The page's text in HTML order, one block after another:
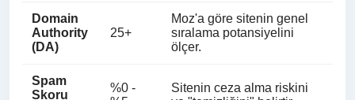
Domain
Authority
(DA)
25+
Moz'a göre sitenin genel
sıralama potansiyelini
ölçer.
Spam
Skoru
%0 -
Sitenin ceza alma riskini